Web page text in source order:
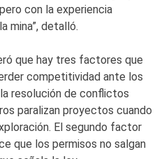
con la experiencia
mina”, detalló.
que hay tres factores que
competitividad ante los
resolución de conflictos
paralizan proyectos cuando
El segundo factor
que los permisos no salgan